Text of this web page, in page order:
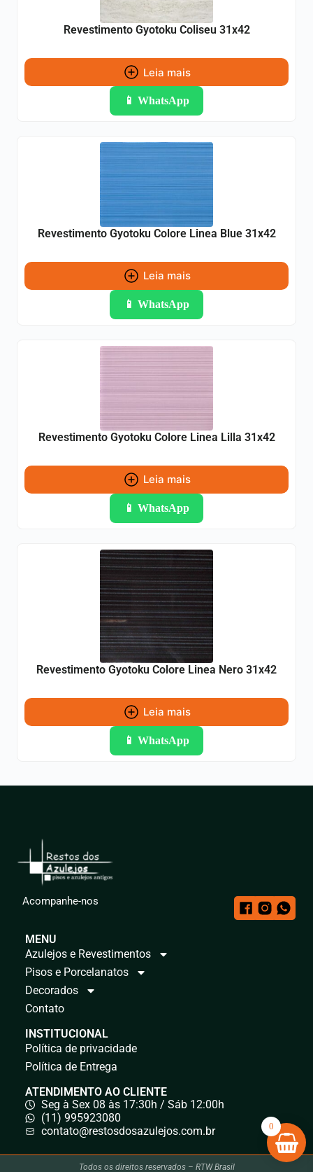
Revestimento Gyotoku Coliseu 31x42
Leia mais
📱 WhatsApp
Revestimento Gyotoku Colore Linea Blue 31x42
Leia mais
📱 WhatsApp
Revestimento Gyotoku Colore Linea Lilla 31x42
Leia mais
📱 WhatsApp
Revestimento Gyotoku Colore Linea Nero 31x42
Leia mais
📱 WhatsApp
Acompanhe-nos
MENU
Azulejos e Revestimentos
Pisos e Porcelanatos
Decorados
Contato
INSTITUCIONAL
Política de privacidade
Política de Entrega
ATENDIMENTO AO CLIENTE
Seg à Sex 08 às 17:30h / Sáb 12:00h
(11) 995923080
contato@restosdosazulejos.com.br
Todos os direitos reservados – RTW Brasil
0